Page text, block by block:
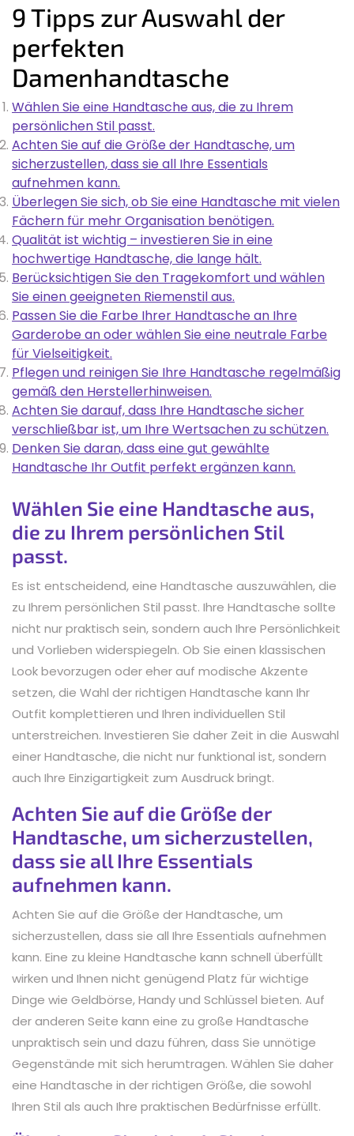
9 Tipps zur Auswahl der
perfekten
Damenhandtasche
Wählen Sie eine Handtasche aus, die zu Ihrem
persönlichen Stil passt.
Achten Sie auf die Größe der Handtasche, um
sicherzustellen, dass sie all Ihre Essentials
aufnehmen kann.
Überlegen Sie sich, ob Sie eine Handtasche mit vielen
Fächern für mehr Organisation benötigen.
Qualität ist wichtig – investieren Sie in eine
hochwertige Handtasche, die lange hält.
Berücksichtigen Sie den Tragekomfort und wählen
Sie einen geeigneten Riemenstil aus.
Passen Sie die Farbe Ihrer Handtasche an Ihre
Garderobe an oder wählen Sie eine neutrale Farbe
für Vielseitigkeit.
Pflegen und reinigen Sie Ihre Handtasche regelmäßig
gemäß den Herstellerhinweisen.
Achten Sie darauf, dass Ihre Handtasche sicher
verschließbar ist, um Ihre Wertsachen zu schützen.
Denken Sie daran, dass eine gut gewählte
Handtasche Ihr Outfit perfekt ergänzen kann.
Wählen Sie eine Handtasche aus,
die zu Ihrem persönlichen Stil
passt.
Es ist entscheidend, eine Handtasche auszuwählen, die
zu Ihrem persönlichen Stil passt. Ihre Handtasche sollte
nicht nur praktisch sein, sondern auch Ihre Persönlichkeit
und Vorlieben widerspiegeln. Ob Sie einen klassischen
Look bevorzugen oder eher auf modische Akzente
setzen, die Wahl der richtigen Handtasche kann Ihr
Outfit komplettieren und Ihren individuellen Stil
unterstreichen. Investieren Sie daher Zeit in die Auswahl
einer Handtasche, die nicht nur funktional ist, sondern
auch Ihre Einzigartigkeit zum Ausdruck bringt.
Achten Sie auf die Größe der
Handtasche, um sicherzustellen,
dass sie all Ihre Essentials
aufnehmen kann.
Achten Sie auf die Größe der Handtasche, um
sicherzustellen, dass sie all Ihre Essentials aufnehmen
kann. Eine zu kleine Handtasche kann schnell überfüllt
wirken und Ihnen nicht genügend Platz für wichtige
Dinge wie Geldbörse, Handy und Schlüssel bieten. Auf
der anderen Seite kann eine zu große Handtasche
unpraktisch sein und dazu führen, dass Sie unnötige
Gegenstände mit sich herumtragen. Wählen Sie daher
eine Handtasche in der richtigen Größe, die sowohl
Ihren Stil als auch Ihre praktischen Bedürfnisse erfüllt.